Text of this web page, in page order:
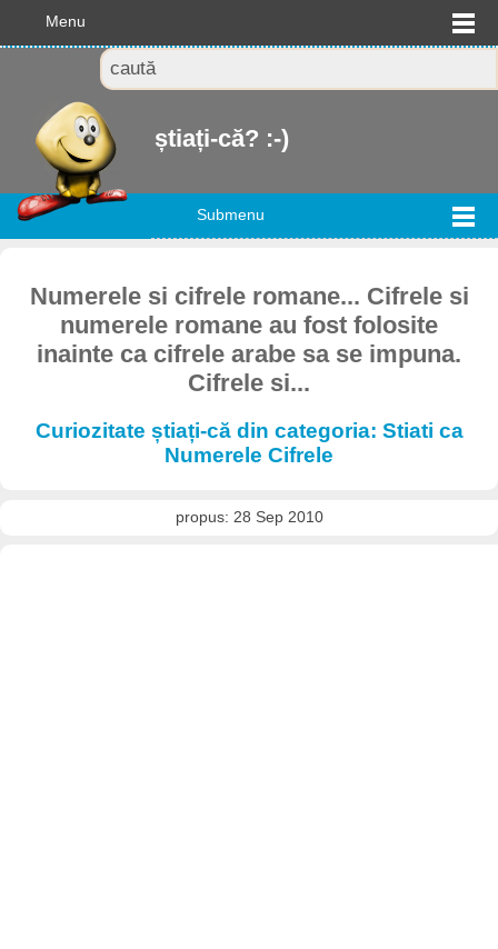
Menu
știați-că? :-)
Submenu
Numerele si cifrele romane... Cifrele si
numerele romane au fost folosite
inainte ca cifrele arabe sa se impuna.
Cifrele si...
Curiozitate știați-că din categoria: Stiati ca
Numerele Cifrele
propus: 28 Sep 2010